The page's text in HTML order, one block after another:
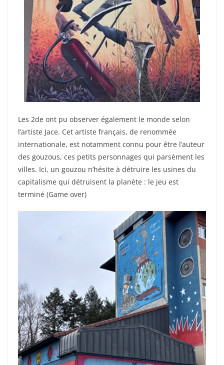
Les 2de ont pu observer également le monde selon
l’artiste Jace. Cet artiste français, de renommée
internationale, est notamment connu pour être l’auteur
des gouzous, ces petits personnages qui parsèment les
villes. Ici, un gouzou n’hésite à détruire les usines du
capitalisme qui détruisent la planète : le jeu est
terminé (Game over)